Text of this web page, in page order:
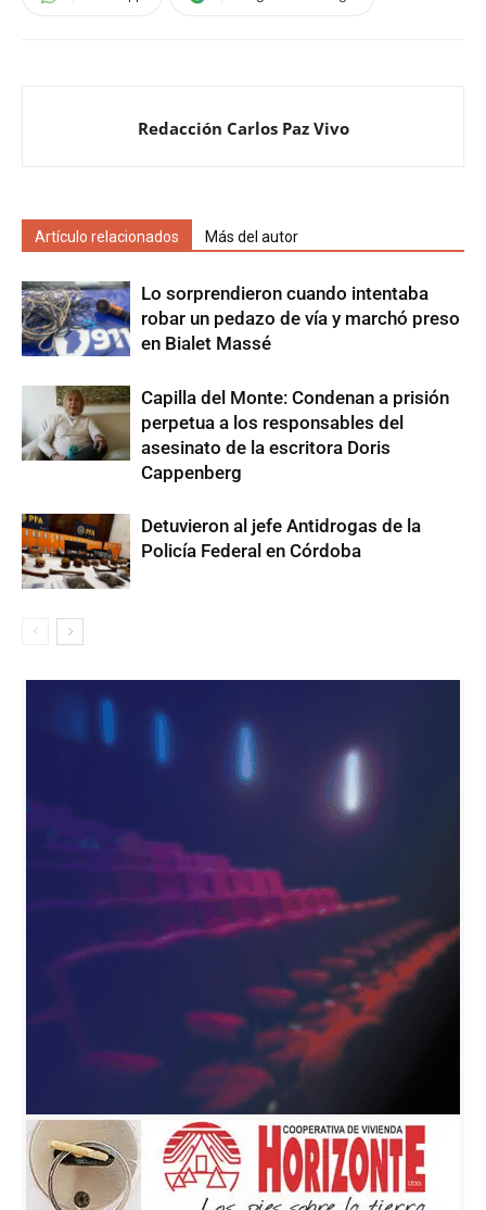
Redacción Carlos Paz Vivo
Artículo relacionados Más del autor
Lo sorprendieron cuando intentaba
robar un pedazo de vía y marchó preso
en Bialet Massé
Capilla del Monte: Condenan a prisión
perpetua a los responsables del
asesinato de la escritora Doris
Cappenberg
Detuvieron al jefe Antidrogas de la
Policía Federal en Córdoba